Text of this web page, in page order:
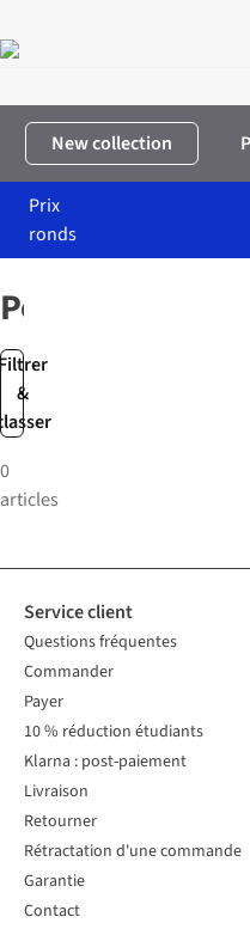
New collection
Prix
ronds
&
Polis
0
articles
Service client
Questions fréquentes
Commander
Payer
10 % réduction étudiants
Klarna : post-paiement
Livraison
Retourner
Rétractation d'une commande
Garantie
Contact